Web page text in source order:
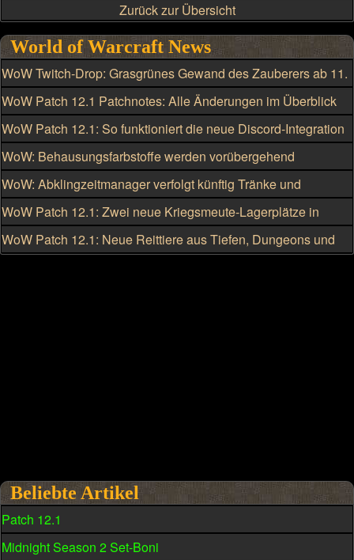
Zurück zur Übersicht
World of Warcraft News
WoW Twitch-Drop: Grasgrünes Gewand des Zauberers ab 11.
August
WoW Patch 12.1 Patchnotes: Alle Änderungen im Überblick
WoW Patch 12.1: So funktioniert die neue Discord-Integration
WoW: Behausungsfarbstoffe werden vorübergehend
kriegsmeutengebunden
WoW: Abklingzeitmanager verfolgt künftig Tränke und
Schmuckstücke
WoW Patch 12.1: Zwei neue Kriegsmeute-Lagerplätze in
Silbermond freischalten
WoW Patch 12.1: Neue Reittiere aus Tiefen, Dungeons und
Raids
Beliebte Artikel
Patch 12.1
Midnight Season 2 Set-Boni